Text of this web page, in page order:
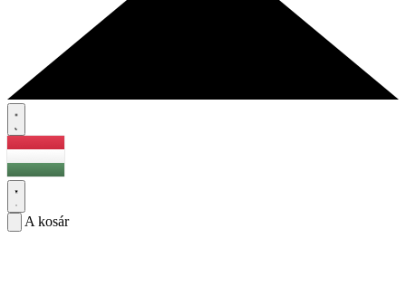
A kosár